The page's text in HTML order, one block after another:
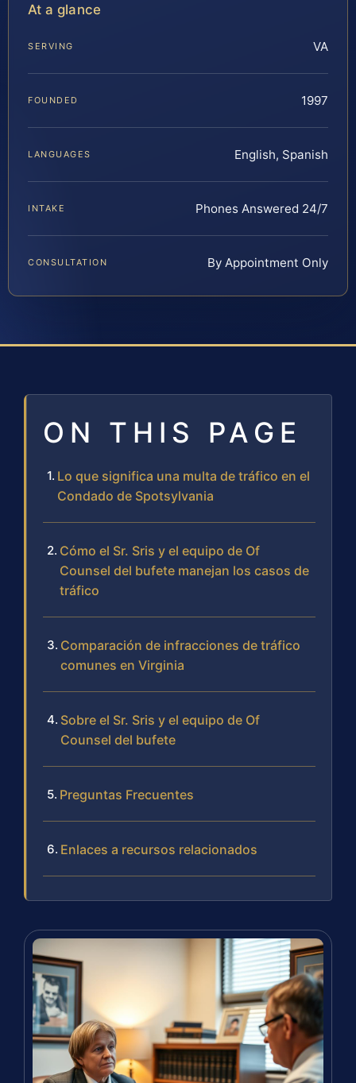
At a glance
SERVING VA
FOUNDED 1997
LANGUAGES English, Spanish
INTAKE Phones Answered 24/7
CONSULTATION By Appointment Only
ON THIS PAGE
Lo que significa una multa de tráfico en el
Condado de Spotsylvania
Cómo el Sr. Sris y el equipo de Of
Counsel del bufete manejan los casos de
tráfico
Comparación de infracciones de tráfico
comunes en Virginia
Sobre el Sr. Sris y el equipo de Of
Counsel del bufete
Preguntas Frecuentes
Enlaces a recursos relacionados